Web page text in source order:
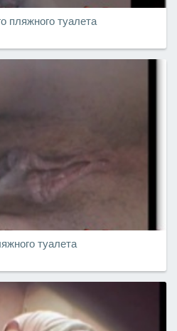
пляжного туалета
туалета